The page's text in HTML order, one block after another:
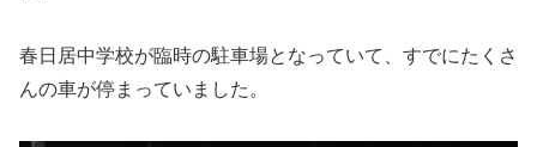
春日居中学校が臨時の駐車場となっていて、すでにたくさ
んの車が停まっていました。